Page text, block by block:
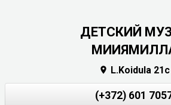
ДЕТСКИЙ
 L.Koidula 21c
(+372) 601